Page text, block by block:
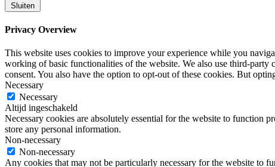
Sluiten
Privacy Overview
This website uses cookies to improve your experience while you
working of basic functionalities of the website. We also use third-
consent. You also have the option to opt-out of these cookies. But
Necessary
Necessary
Altijd ingeschakeld
Necessary cookies are absolutely essential for the website to function
store any personal information.
Non-necessary
Non-necessary
Any cookies that may not be particularly necessary for the website to